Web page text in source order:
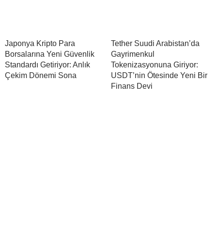
Japonya Kripto Para
Borsalarına Yeni Güvenlik
Standardı Getiriyor: Anlık
Çekim Dönemi Sona
Tether Suudi Arabistan’da
Gayrimenkul
Tokenizasyonuna Giriyor:
USDT’nin Ötesinde Yeni Bir
Finans Devi